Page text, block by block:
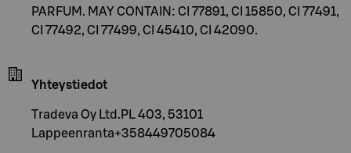
PARFUM. MAY CONTAIN: CI 77891, CI 15850, CI 77491,
CI 77492, CI 77499, CI 45410, CI 42090.
Yhteystiedot
Tradeva Oy Ltd.PL 403, 53101
Lappeenranta+358449705084